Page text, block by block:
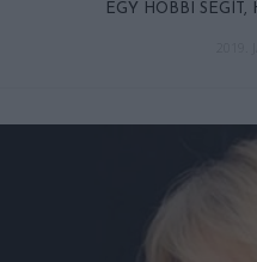
EGY HOBBI SEGÍT,